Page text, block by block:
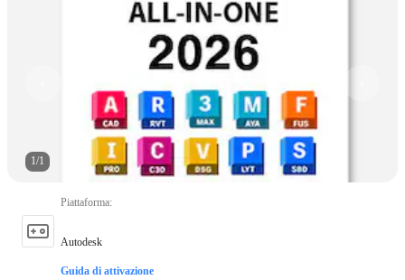
1/1
Piattaforma:
Autodesk
Guida di attivazione